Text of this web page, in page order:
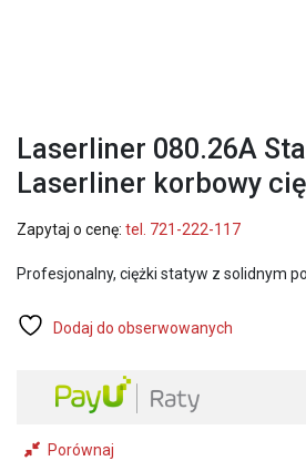
Laserliner 080.26A
Laserliner korbowy
Zapytaj o cenę: tel. 721-222-117
Profesjonalny, ciężki statyw z solidnym
Dodaj do obserwowanych
Porównaj